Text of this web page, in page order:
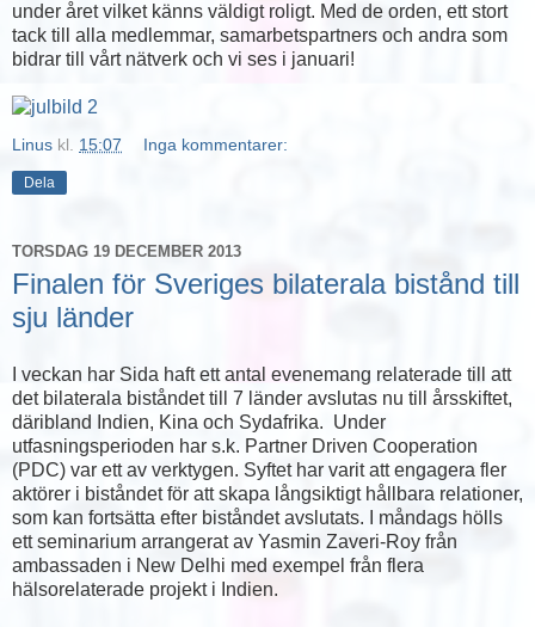
under året vilket känns väldigt roligt. Med de orden, ett stort
tack till alla medlemmar, samarbetspartners och andra som
bidrar till vårt nätverk och vi ses i januari!
Linus kl. 15:07 Inga kommentarer:
Dela
TORSDAG 19 DECEMBER 2013
Finalen för Sveriges bilaterala bistånd till
sju länder
I veckan har Sida haft ett antal evenemang relaterade till att
det bilaterala biståndet till 7 länder avslutas nu till årsskiftet,
däribland Indien, Kina och Sydafrika. Under
utfasningsperioden har s.k. Partner Driven Cooperation
(PDC) var ett av verktygen. Syftet har varit att engagera fler
aktörer i biståndet för att skapa långsiktigt hållbara relationer,
som kan fortsätta efter biståndet avslutats. I måndags hölls
ett seminarium arrangerat av Yasmin Zaveri-Roy från
ambassaden i New Delhi med exempel från flera
hälsorelaterade projekt i Indien.